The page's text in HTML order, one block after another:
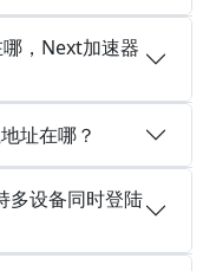
，Next加速器
址在哪？
多设备同时登陆